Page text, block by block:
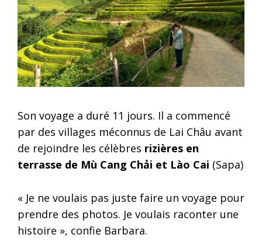
Son voyage a duré 11 jours. Il a commencé
par des villages méconnus de Lai Châu avant
de rejoindre les célèbres rizières en
terrasse de Mù Cang Chải et Lào Cai (Sapa)
« Je ne voulais pas juste faire un voyage pour
prendre des photos. Je voulais raconter une
histoire », confie Barbara.